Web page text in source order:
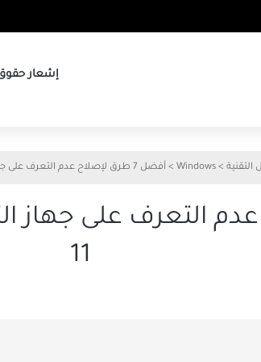
إشعار حقوق
التقنية >
Windows
> أفضل 7 طرق لإصلاح عدم التعرف على جهاز التحكم في Steam على Windows 11
11